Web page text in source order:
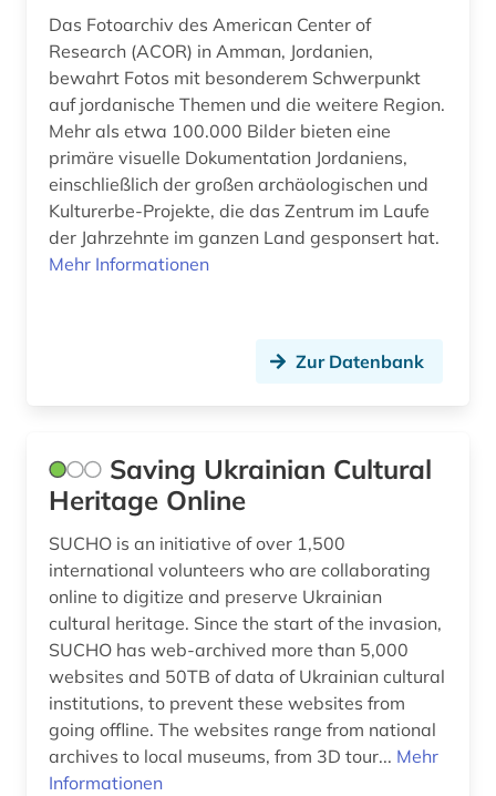
Das Fotoarchiv des American Center of
Research (ACOR) in Amman, Jordanien,
bewahrt Fotos mit besonderem Schwerpunkt
auf jordanische Themen und die weitere Region.
Mehr als etwa 100.000 Bilder bieten eine
primäre visuelle Dokumentation Jordaniens,
einschließlich der großen archäologischen und
Kulturerbe-Projekte, die das Zentrum im Laufe
der Jahrzehnte im ganzen Land gesponsert hat.
Mehr Informationen
Zur Datenbank
Saving Ukrainian Cultural
Heritage Online
SUCHO is an initiative of over 1,500
international volunteers who are collaborating
online to digitize and preserve Ukrainian
cultural heritage. Since the start of the invasion,
SUCHO has web-archived more than 5,000
websites and 50TB of data of Ukrainian cultural
institutions, to prevent these websites from
going offline. The websites range from national
archives to local museums, from 3D tour... Mehr
Informationen